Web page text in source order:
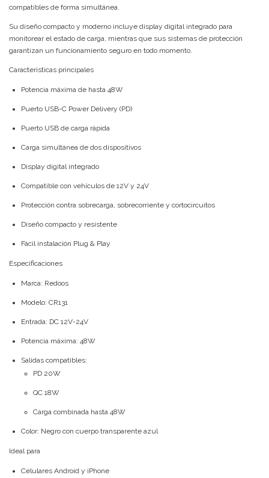
compatibles de forma simultánea.
Su diseño compacto y moderno incluye display digital integrado para
monitorear el estado de carga, mientras que sus sistemas de protección
garantizan un funcionamiento seguro en todo momento.
Características principales
Potencia máxima de hasta 48W
Puerto USB-C Power Delivery (PD)
Puerto USB de carga rápida
Carga simultánea de dos dispositivos
Display digital integrado
Compatible con vehículos de 12V y 24V
Protección contra sobrecarga, sobrecorriente y cortocircuitos
Diseño compacto y resistente
Fácil instalación Plug & Play
Especificaciones
Marca: Redoos
Modelo: CR131
Entrada: DC 12V-24V
Potencia máxima: 48W
Salidas compatibles:
PD 20W
QC 18W
Carga combinada hasta 48W
Color: Negro con cuerpo transparente azul
Ideal para
Celulares Android y iPhone